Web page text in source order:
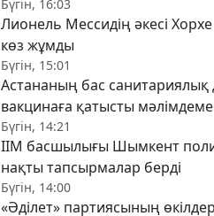
Бүгін, 16:03
Лионель Мессидің әкесі
көз жұмды
Бүгін, 15:01
Астананың бас санитариялық
вакцинаға қатысты
Бүгін, 14:21
ІІМ басшылығы Шымкент
нақты тапсырмалар берді
Бүгін, 14:00
«Әділет» партиясының